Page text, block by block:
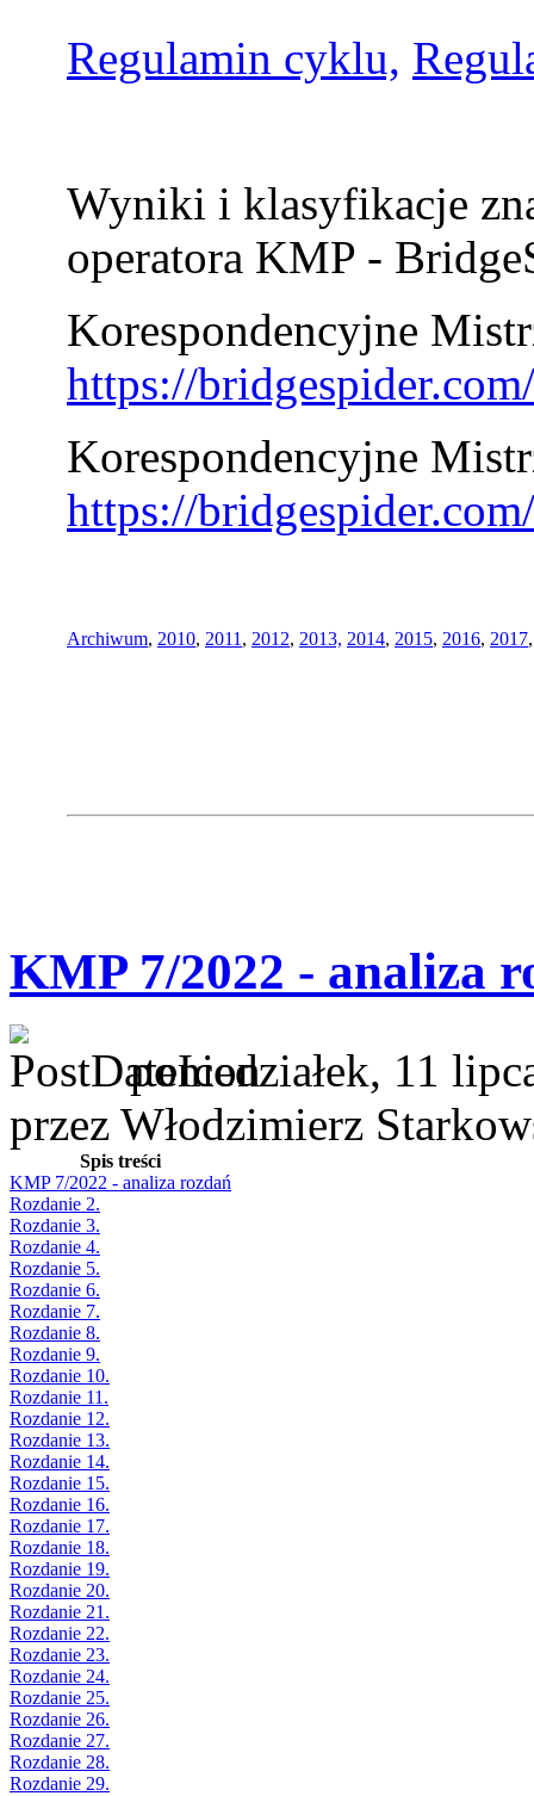
Regulamin cyklu,
Wyniki i klasyfikacje
operatora KMP -
Korespondencyjne
https://
Korespondencyjne
https://
Archiwum, 2010, 2011 , 2012, 2013, 2014, 2015, 2016, 2017
KMP 7/2022 - analiza
poniedziałek, 11
przez Włodzimierz
Spis treści
KMP 7/2022 - analiza rozdań
Rozdanie 2.
Rozdanie 3.
Rozdanie 4.
Rozdanie 5.
Rozdanie 6.
Rozdanie 7.
Rozdanie 8.
Rozdanie 9.
Rozdanie 10.
Rozdanie 11.
Rozdanie 12.
Rozdanie 13.
Rozdanie 14.
Rozdanie 15.
Rozdanie 16.
Rozdanie 17.
Rozdanie 18.
Rozdanie 19.
Rozdanie 20.
Rozdanie 21.
Rozdanie 22.
Rozdanie 23.
Rozdanie 24.
Rozdanie 25.
Rozdanie 26.
Rozdanie 27.
Rozdanie 28.
Rozdanie 29.